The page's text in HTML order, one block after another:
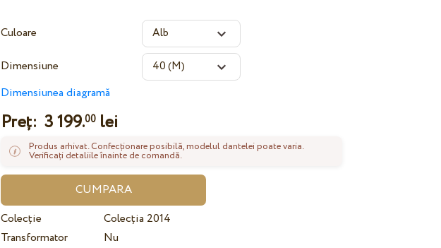
Culoare
Dimensiune
Dimensiunea diagramă
Preț:3 199.00 lei
Produs arhivat. Confecționare posibilă, modelul dantelei poate varia.
Verificați detaliile înainte de comandă.
Colecție
Colecția 2014
Transformator
Nu